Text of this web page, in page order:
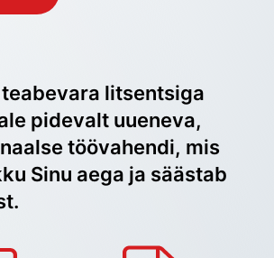
litsentsiga
pidevalt uueneva,
töövahendi, mis
Sinu aega ja säästab